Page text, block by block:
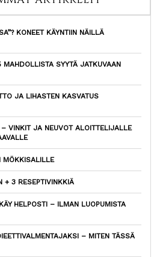
KONEET KÄYNTIIN NÄILLÄ
SYYTÄ JATKUVAAN
JA LIHASTEN KASVATUS
– VINKIT JA NEUVOT ALOITTELIJALLE
MÖKKISALILLE
+ 3 RESEPTIVINKKIÄ
HELPOSTI – ILMAN LUOPUMISTA
– MITEN TÄSSÄ